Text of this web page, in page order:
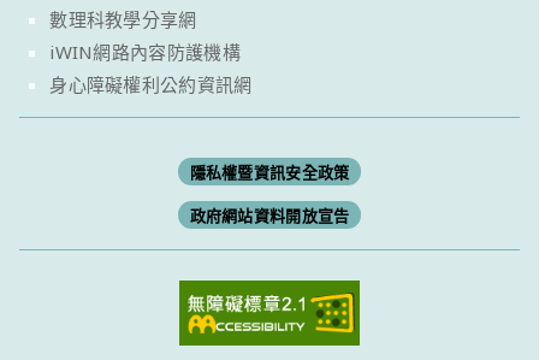
數理科教學分享網
iWIN網路內容防護機構
身心障礙權利公約資訊網
隱私權暨資訊安全政策
政府網站資料開放宣告